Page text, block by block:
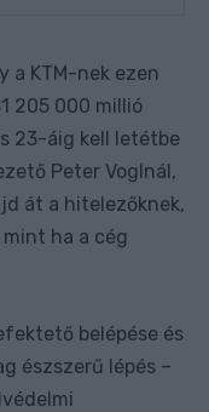
a KTM-nek ezen
205 000 millió
23-áig kell letétbe
Peter Voglnál,
át a hitelezőknek,
ha a cég
belépése és
észszerű lépés –